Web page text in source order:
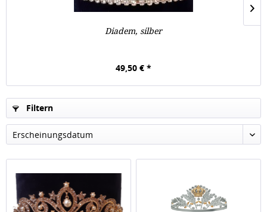
Diadem, silber
49,50 € *
Filtern